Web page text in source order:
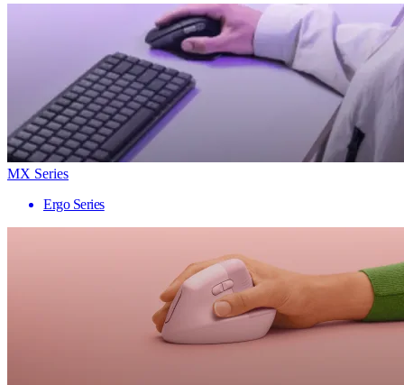
MX Series
Ergo Series